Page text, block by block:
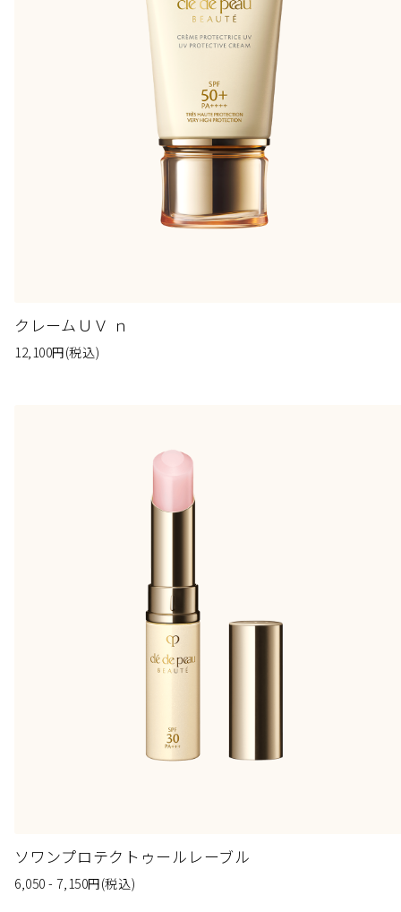
クレームＵＶ ｎ
12,100円(税込)
ソワンプロテクトゥールレーブル
6,050 - 7,150円(税込)